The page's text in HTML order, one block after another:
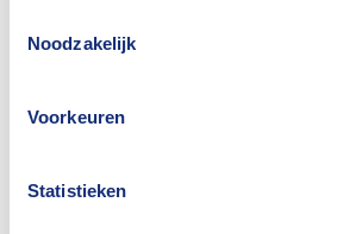
Noodzakelijk
Voorkeuren
Statistieken